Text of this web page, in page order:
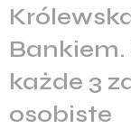
Bankiem.
każde 3
osobiste